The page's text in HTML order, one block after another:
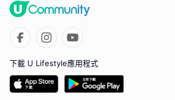
下載 U Lifestyle應用程式